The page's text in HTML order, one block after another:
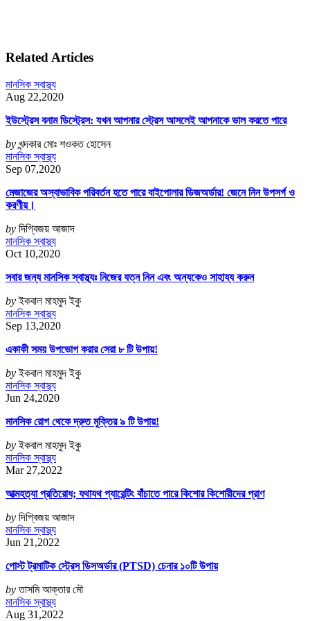
Related Articles
মানসিক স্বাস্থ্য
Aug 22,2020
ইউস্ট্রেস বনাম ডিস্ট্রেস: যখন আপনার স্ট্রেস আসলেই আপনাকে ভাল করতে পারে
by খন্দকার মোঃ শওকত হোসেন
মানসিক স্বাস্থ্য
Sep 07,2020
মেজাজের অস্বাভাবিক পরিবর্তন হতে পারে বাইপোলার ডিজঅর্ডার! জেনে নিন উপসর্গ ও
করণীয়।
by দিগ্বিজয় আজাদ
মানসিক স্বাস্থ্য
Oct 10,2020
সবার জন্য মানসিক স্বাস্থ্যঃ নিজের যত্ন নিন এবং অন্যকেও সাহায্য করুন
byইকবাল মাহমুদ ইকু
মানসিক স্বাস্থ্য
Sep 13,2020
একাকী সময় উপভোগ করার সেরা ৮ টি উপায়!
byইকবাল মাহমুদ ইকু
মানসিক স্বাস্থ্য
Jun 24,2020
মানসিক রোগ থেকে দ্রুত মুক্তির ৯ টি উপায়!
byইকবাল মাহমুদ ইকু
মানসিক স্বাস্থ্য
Mar 27,2022
আত্মহত্যা প্রতিরোধ; যথাযথ প্যারেন্টিং বাঁচাতে পারে কিশোর কিশোরীদের প্রাণ
by দিগ্বিজয় আজাদ
মানসিক স্বাস্থ্য
Jun 21,2022
পোস্ট ট্রমাটিক স্ট্রেস ডিসঅর্ডার (PTSD) চেনার ১০টি উপায়
byতাসমি আক্তার মৌ
মানসিক স্বাস্থ্য
Aug 31,2022